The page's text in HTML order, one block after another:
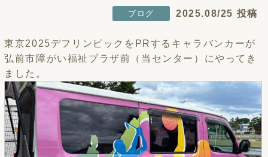
ブログ 2025.08/25 投稿
東京2025デフリンピックをPRするキャラバンカーが
弘前市障がい福祉プラザ前（当センター）にやってき
ました。